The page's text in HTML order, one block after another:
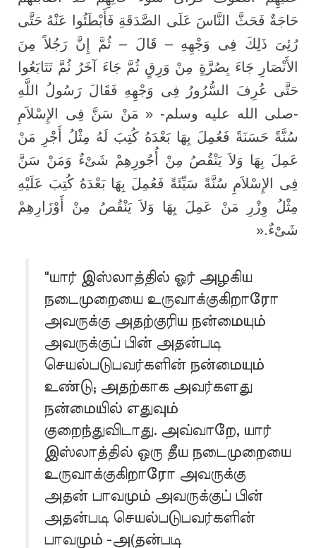
حَاجَةٌ فَحَثَّ النَّاسَ عَلَى الصَّدَقَةِ فَأَبْطَئُوا عَنْهُ حَتَّى
رُئِىَ ذَلِكَ فِى وَجْهِهِ – قَالَ – ثُمَّ إِنَّ رَجُلاً مِنَ
الأَنْصَارِ جَاءَ بِصُرَّةٍ مِنْ وَرِقٍ ثُمَّ جَاءَ آخَرُ ثُمَّ تَتَابَعُوا
حَتَّى عُرِفَ السُّرُورُ فِى وَجْهِهِ فَقَالَ رَسُولُ اللَّهِ
-صلى الله عليه وسلم- « مَنْ سَنَّ فِى الإِسْلاَمِ
سُنَّةً حَسَنَةً فَعُمِلَ بِهَا بَعْدَهُ كُتِبَ لَهُ مِثْلُ أَجْرِ مَنْ
عَمِلَ بِهَا وَلاَ يَنْقُصُ مِنْ أُجُورِهِمْ شَىْءٌ وَمَنْ سَنَّ
فِى الإِسْلاَمِ سُنَّةً سَيِّئَةً فَعُمِلَ بِهَا بَعْدَهُ كُتِبَ عَلَيْهِ
مِثْلُ وِزْرِ مَنْ عَمِلَ بِهَا وَلاَ يَنْقُصُ مِنْ أَوْزَارِهِمْ
شَىْءٌ».
"யார் இஸ்லாத்தில் ஓர் அழகிய
நடைமுறையை உருவாக்குகிறாரோ
அவருக்கு அதற்குரிய நன்மையும்
அவருக்குப் பின் அதன்படி
செயல்படுபவர்களின் நன்மையும்
உண்டு; அதற்காக அவர்களது
நன்மையில் எதுவும்
குறைந்துவிடாது. அவ்வாறே, யார்
இஸ்லாத்தில் ஒரு தீய நடைமுறையை
உருவாக்குகிறாரோ அவருக்கு
அதன் பாவமும் அவருக்குப் பின்
அதன்படி செயல்படுபவர்களின்
பாவமும் -அ(தன்படி